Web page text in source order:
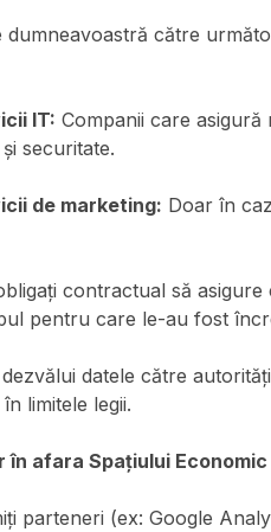
dumneavoastră către
IT: Companii care asigură
securitate.
de marketing: Doar în
contractual să
pentru care le-au fost
datele către
limitele legii.
afara Spațiului Economic
parteneri (ex: Google